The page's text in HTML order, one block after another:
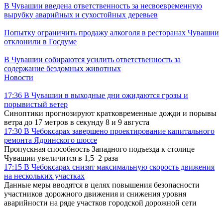
В Чувашии введена ответственность за несвоевременную
вырубку аварийных и сухостойных деревьев
Попытку ограничить продажу алкоголя в ресторанах Чувашии
отклонили в Госдуме
В Чувашии собираются усилить ответственность за
содержание бездомных животных
Новости
17:36 В Чувашии в выходные дни ожидаются грозы и
порывистый ветер
Синоптики прогнозируют кратковременные дожди и порывы
ветра до 17 метров в секунду 8 и 9 августа
17:30 В Чебоксарах завершено проектирование капитального
ремонта Ядринского шоссе
Пропускная способность Западного подъезда к столице
Чувашии увеличится в 1,5–2 раза
17:15 В Чебоксарах снизят максимальную скорость движения
на нескольких участках
Данные меры вводятся в целях повышения безопасности
участников дорожного движения и снижения уровня
аварийности на ряде участков городской дорожной сети